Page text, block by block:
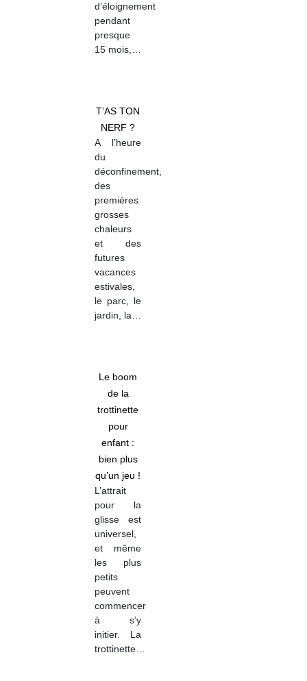
d’éloignement
pendant
presque
15 mois,…
T’AS TON
NERF ?
A l’heure
du
déconfinement,
des
premières
grosses
chaleurs
et des
futures
vacances
estivales,
le parc, le
jardin, la…
Le boom
de la
trottinette
pour
enfant :
bien plus
qu’un jeu !
L’attrait
pour la
glisse est
universel,
et même
les plus
petits
peuvent
commencer
à s’y
initier. La
trottinette…